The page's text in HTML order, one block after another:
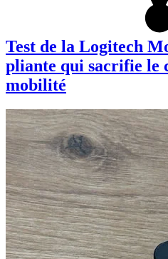
Test de la Logitech
pliante qui sacrifie le
mobilité